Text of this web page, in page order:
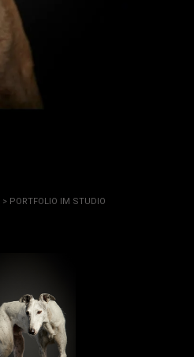
> PORTFOLIO IM STUDIO